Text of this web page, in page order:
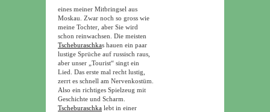
eines meiner Mitbringsel aus
Moskau. Zwar noch so gross wie
meine Tochter, aber Sie wird
schon reinwachsen. Die meisten
Tscheburaschkas hauen ein paar
lustige Sprüche auf russisch raus,
aber unser „Tourist“ singt ein
Lied. Das erste mal recht lustig,
zerrt es schnell am Nervenkostüm.
Also ein richtiges Spielzeug mit
Geschichte und Scharm.
Tscheburaschka lebt in einer